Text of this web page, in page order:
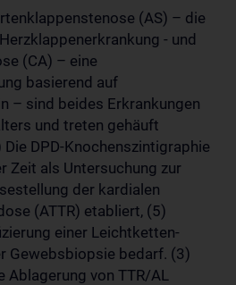
(AS) – die
- und
(CA) – eine
basierend auf
– sind beides Erkrankungen
und treten gehäuft
DPD-Knochenszintigraphie
Zeit als Untersuchung zur
der kardialen
(ATTR) etabliert, (5)
einer Leichtketten-
Gewebsbiopsie bedarf. (3)
Ablagerung von TTR/AL